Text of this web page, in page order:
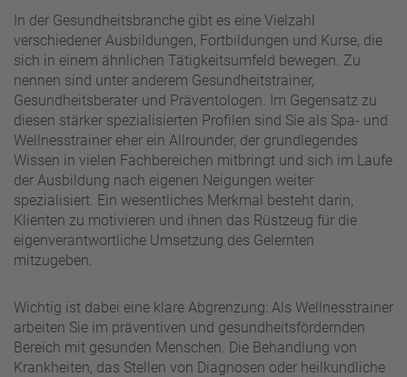
In der Gesundheitsbranche gibt es eine Vielzahl
verschiedener Ausbildungen, Fortbildungen und Kurse, die
sich in einem ähnlichen Tätigkeitsumfeld bewegen. Zu
nennen sind unter anderem Gesundheitstrainer,
Gesundheitsberater und Präventologen. Im Gegensatz zu
diesen stärker spezialisierten Profilen sind Sie als Spa- und
Wellnesstrainer eher ein Allrounder, der grundlegendes
Wissen in vielen Fachbereichen mitbringt und sich im Laufe
der Ausbildung nach eigenen Neigungen weiter
spezialisiert. Ein wesentliches Merkmal besteht darin,
Klienten zu motivieren und ihnen das Rüstzeug für die
eigenverantwortliche Umsetzung des Gelernten
mitzugeben.
Wichtig ist dabei eine klare Abgrenzung: Als Wellnesstrainer
arbeiten Sie im präventiven und gesundheitsfördernden
Bereich mit gesunden Menschen. Die Behandlung von
Krankheiten, das Stellen von Diagnosen oder heilkundliche